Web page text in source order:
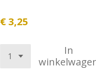
€ 3,25
In